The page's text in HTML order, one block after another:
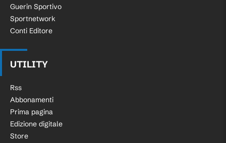
Guerin Sportivo
Sportnetwork
Conti Editore
UTILITY
Rss
Abbonamenti
Prima pagina
Edizione digitale
Store